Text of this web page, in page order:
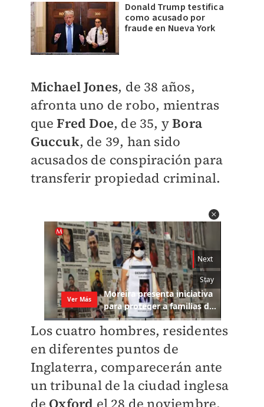
Donald Trump testifica
como acusado por
fraude en Nueva York
Michael Jones, de 38 años,
afronta uno de robo, mientras
queFred Doe, de 35, yBora
Guccuk, de 39, han sido
acusados de conspiración para
transferir propiedad criminal.
Los cuatro hombres, residentes
en diferentes puntos de
Inglaterra, comparecerán ante
un tribunal de la ciudad inglesa